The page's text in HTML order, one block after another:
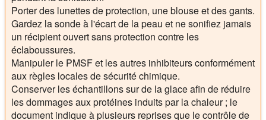
Porter des lunettes de protection, une blouse et des gants.
Gardez la sonde à l'écart de la peau et ne sonifiez jamais
un récipient ouvert sans protection contre les
éclaboussures.
Manipuler le PMSF et les autres inhibiteurs conformément
aux règles locales de sécurité chimique.
Conserver les échantillons sur de la glace afin de réduire
les dommages aux protéines induits par la chaleur ; le
document indique à plusieurs reprises que le contrôle de